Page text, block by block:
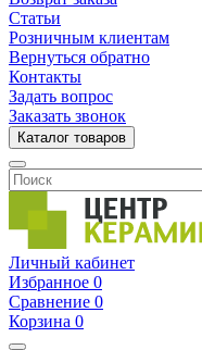
Статьи
Розничным клиентам
Вернуться обратно
Контакты
Задать вопрос
Заказать звонок
Каталог товаров
Личный кабинет
Избранное 0
Сравнение 0
Корзина 0